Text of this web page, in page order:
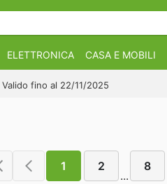
ELETTRONICA CASA E MOBILI
Valido fino al 22/11/2025
1 2
...
8